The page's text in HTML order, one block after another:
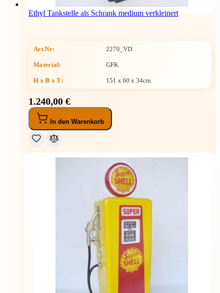
Ethyl Tankstelle als Schrank medium verkleinert
Art.Nr: 2270_VD
Material: GFK
H x B x T: 151 x 60 x 34cm
1.240,00 €
In den Warenkorb